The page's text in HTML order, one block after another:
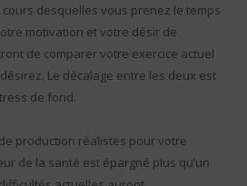
desquelles vous prenez le temps
motivation et votre désir de
de comparer votre exercice actuel
Le décalage entre les deux est
de fond.
production réalistes pour votre
de la santé est épargné plus qu’un